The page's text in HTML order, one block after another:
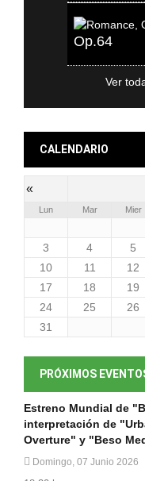
Op.64
Ver todas
CALENDARIO
«
Lun Mar Mier
3
4 5
10
11 12
17
18 19
24
25 26
31
PRÓXIMOS
Estreno Mundial de
interpretación de
Overture" y "Beso
Domingo, 07 Junio 2026